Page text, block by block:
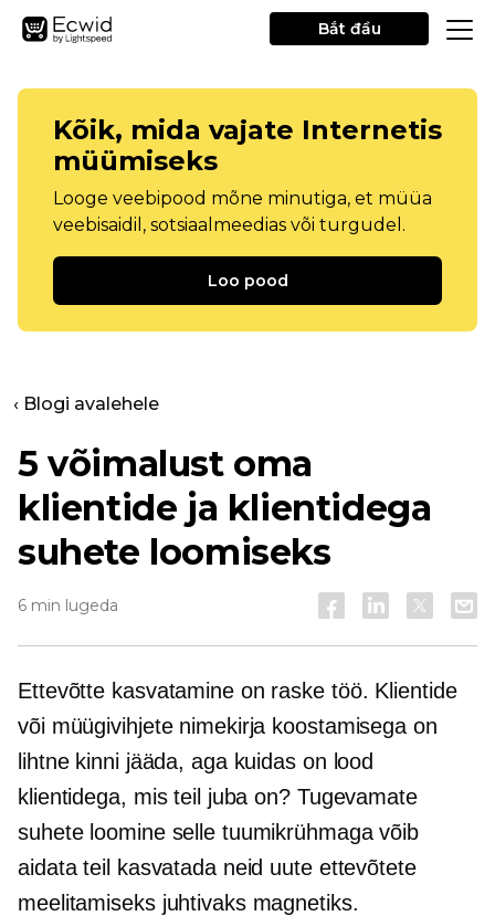
Bắt đầu
Kõik, mida vajate Internetis
müümiseks
Looge veebipood mõne minutiga, et müüa
veebisaidil, sotsiaalmeedias või turgudel.
Loo pood
‹ Blogi avalehele
5 võimalust oma
klientide ja klientidega
suhete loomiseks
6 min lugeda
Ettevõtte kasvatamine on raske töö. Klientide
või müügivihjete nimekirja koostamisega on
lihtne kinni jääda, aga kuidas on lood
klientidega, mis teil juba on? Tugevamate
suhete loomine selle tuumikrühmaga võib
aidata teil kasvatada neid uute ettevõtete
meelitamiseks juhtivaks magnetiks.